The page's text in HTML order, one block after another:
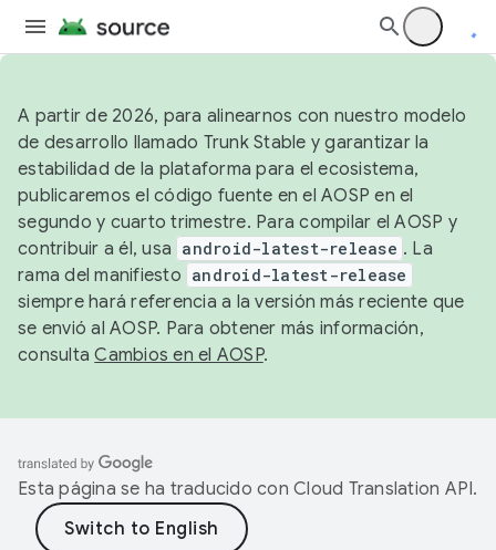
A partir de 2026, para alinearnos con nuestro modelo
de desarrollo llamado Trunk Stable y garantizar la
estabilidad de la plataforma para el ecosistema,
publicaremos el código fuente en el AOSP en el
segundo y cuarto trimestre. Para compilar el AOSP y
contribuir a él, usa android-latest-release . La
rama del manifiesto android-latest-release
siempre hará referencia a la versión más reciente que
se envió al AOSP. Para obtener más información,
consultaCambios en el AOSP.
Esta página se ha traducido con Cloud Translation API.